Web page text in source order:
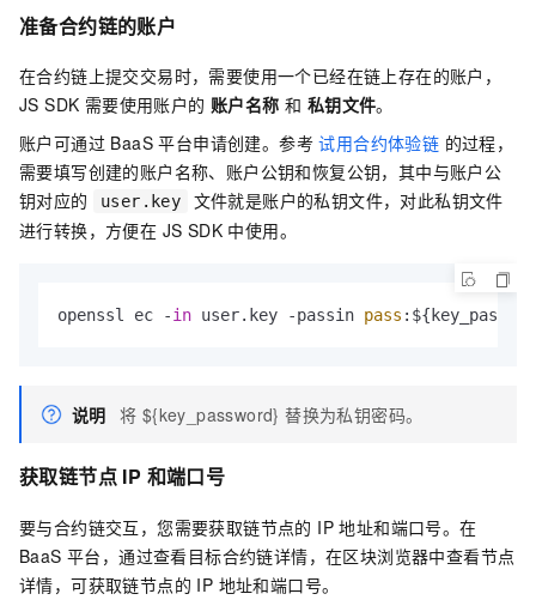
准备合约链的账户
在合约链上提交交易时，需要使用一个已经在链上存在的账户，
JS SDK 需要使用账户的 账户名称 和 私钥文件。
账户可通过 BaaS 平台申请创建。参考试用合约体验链 的过程，
需要填写创建的账户名称、账户公钥和恢复公钥，其中与账户公
钥对应的
user.key
文件就是账户的私钥文件，对此私钥文件
进行转换，方便在 JS SDK 中使用。
openssl ec -in user. key -passin pass
说明 将 ${key_password} 替换为私钥密码。
获取链节点 IP 和端口号
要与合约链交互，您需要获取链节点的 IP 地址和端口号。在
BaaS 平台，通过查看目标合约链详情，在区块浏览器中查看节点
详情，可获取链节点的 IP 地址和端口号。